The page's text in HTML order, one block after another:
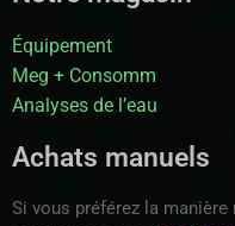
Équipement
Meg + Consomm
Analyses de l’eau
Achats manuels
Si vous préférez la